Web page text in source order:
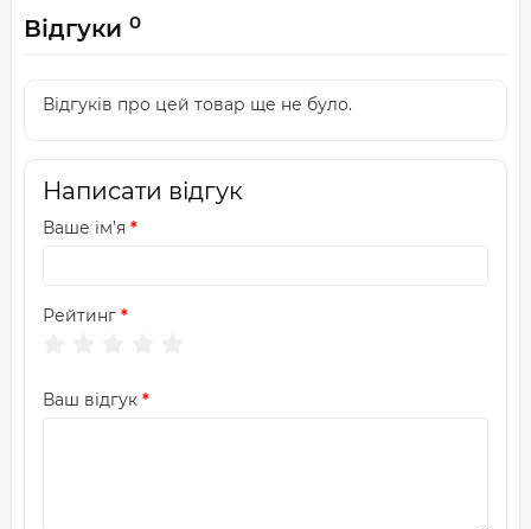
Відгуки 0
Відгуків про цей товар ще не було.
Написати відгук
Ваше ім’я
Рейтинг
Ваш відгук